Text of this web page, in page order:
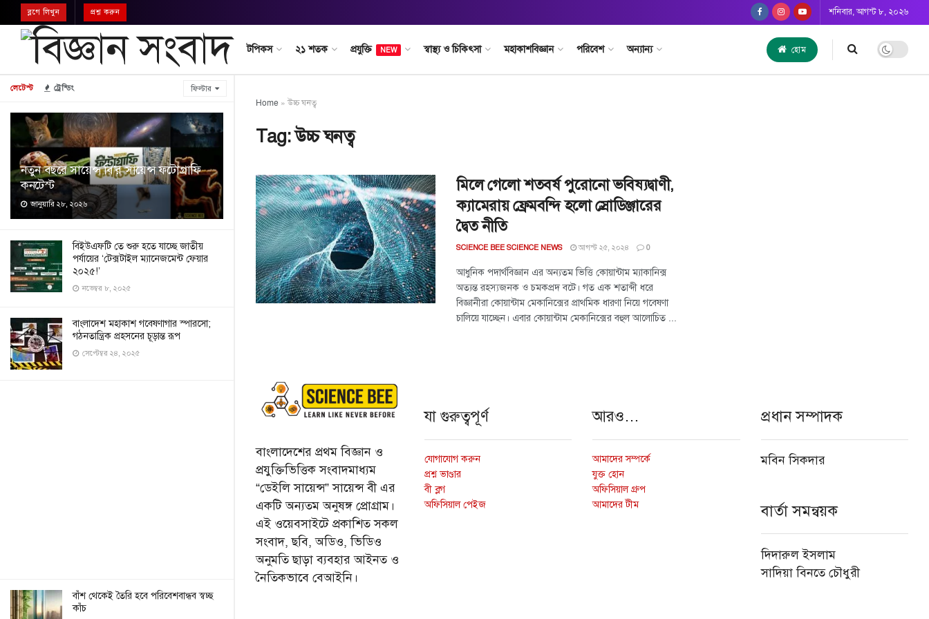
লেটেস্ট ট্রেন্ডিং ফিল্টার
নতুন বছরে সায়েন্স বি’র সায়েন্স ফটোগ্রাফি
কনটেস্ট
জানুয়ারি ২৮, ২০২৬
বিইউএফটি তে শুরু হতে যাচ্ছে জাতীয়
পর্যায়ের ‘টেক্সটাইল ম্যানেজমেন্ট ফেয়ার
২০২৫!’
নভেম্বর ৮, ২০২৫
বাংলাদেশ মহাকাশ গবেষণাগার স্পারসো;
গঠনতান্ত্রিক প্রহসনের চূড়ান্ত রূপ
সেপ্টেম্বর ২৪, ২০২৫
বাঁশ থেকেই তৈরি হবে পরিবেশবান্ধব স্বচ্ছ
কাঁচ
ব্লগে লিখুন প্রশ্ন করুন শনিবার, আগস্ট ৮, ২০২৬
টপিকস ২১ শতক প্রযুক্তি NEW স্বাস্থ্য ও চিকিৎসা মহাকাশবিজ্ঞান পরিবেশ অন্যান্য হোম
Home » উচ্চ ঘনত্ব
Tag:উচ্চ ঘনত্ব
মিলে গেলো শতবর্ষ পুরোনো ভবিষ্যদ্বাণী,
ক্যামেরায় ফ্রেমবন্দি হলো স্রোডিঞ্জারের
দ্বৈত নীতি
SCIENCE BEE SCIENCE NEWS আগস্ট ২৫, ২০২৪ 0
আধুনিক পদার্থবিজ্ঞান এর অন্যতম ভিত্তি কোয়ান্টাম ম্যাকানিক্স
অত্যন্ত রহস্যজনক ও চমকপ্রদ বটে। গত এক শতাব্দী ধরে
বিজ্ঞানীরা কোয়ান্টাম মেকানিক্সের প্রাথমিক ধারণা নিয়ে গবেষণা
চালিয়ে যাচ্ছেন। এবার কোয়ান্টাম মেকানিক্সের বহুল আলোচিত ...
বাংলাদেশের প্রথম বিজ্ঞান ও
প্রযুক্তিভিত্তিক সংবাদমাধ্যম
“ডেইলি সায়েন্স” সায়েন্স বী এর
একটি অন্যতম অনুষঙ্গ প্রোগ্রাম।
এই ওয়েবসাইটে প্রকাশিত সকল
সংবাদ, ছবি, অডিও, ভিডিও
অনুমতি ছাড়া ব্যবহার আইনত ও
নৈতিকভাবে বেআইনি।
যা গুরুত্বপূর্ণ
যোগাযোগ করুন
প্রশ্ন ভাণ্ডার
বী ব্লগ
অফিসিয়াল পেইজ
আরও…
আমাদের সম্পর্কে
যুক্ত হোন
অফিসিয়াল গ্রুপ
আমাদের টীম
প্রধান সম্পাদক
মবিন সিকদার
বার্তা সমন্বয়ক
দিদারুল ইসলাম
সাদিয়া বিনতে চৌধুরী